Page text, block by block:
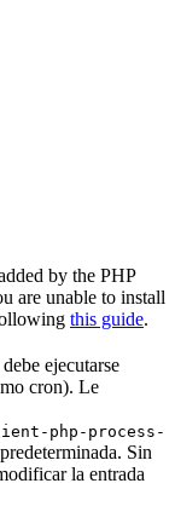
by the PHP
are unable to install
this guide.
ejecutarse
cron). Le
php-process-
Sin
la entrada